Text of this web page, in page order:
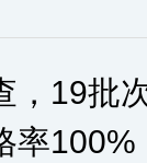
，19批
率100%